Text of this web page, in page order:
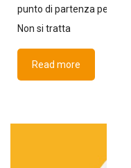
punto di partenza per
Non si tratta
Read more